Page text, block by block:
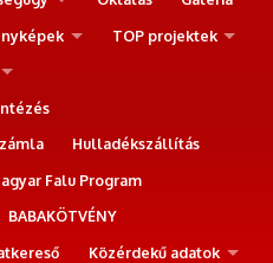
TOP projektek
Hulladékszállítás
Falu Program
BABAKÖTVÉNY
Közérdekű adatok